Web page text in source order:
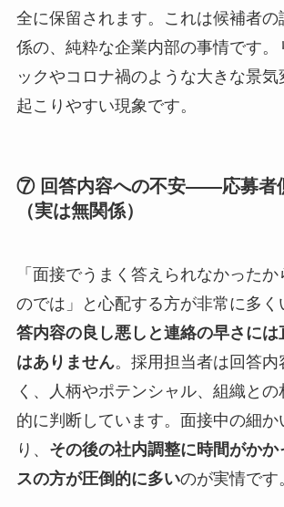
全に保留されます。これは候補者の
係の、純粋な企業内部の事情です。
ックやコロナ禍のような大きな景気
起こりやすい現象です。
⑦ 回答内容への不安——応募者
（実は無関係）
「面接でうまく答えられなかった
のでは」と心配する方が非常に多く
答内容の良し悪しと連絡の早さには
はありません。採用担当者は回答内
く、人柄やポテンシャル、組織と
的に判断しています。面接中の細か
り、 その後の社内調整に時間がかか
スの方が圧倒的に多いのが実情です